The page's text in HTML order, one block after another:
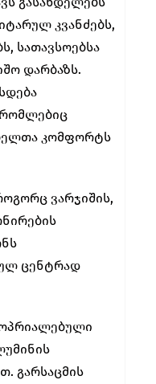
კვანძებს,
სათავსოებსა
დარბაზს.
კომფორტს
ვარჯიშის,
ცენტრად
გარსაცმის